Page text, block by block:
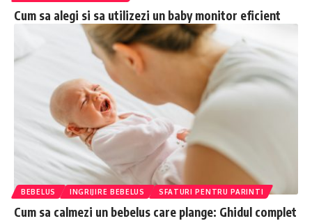
Cum sa alegi si sa utilizezi un baby monitor eficient
BEBELUS INGRIJIRE BEBELUS SFATURI PENTRU PARINTI
Cum sa calmezi un bebelus care plange: Ghidul complet